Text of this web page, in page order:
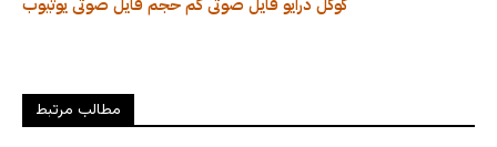
مطالب مرتبط